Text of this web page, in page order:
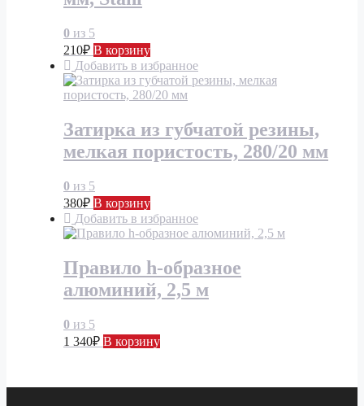
0 из 5
210₽ В корзину
Добавить в избранное
Затирка из губчатой резины,
мелкая пористость, 280/20 мм
0 из 5
380₽ В корзину
Добавить в избранное
Правило h-образное
алюминий, 2,5 м
0 из 5
1 340₽ В корзину